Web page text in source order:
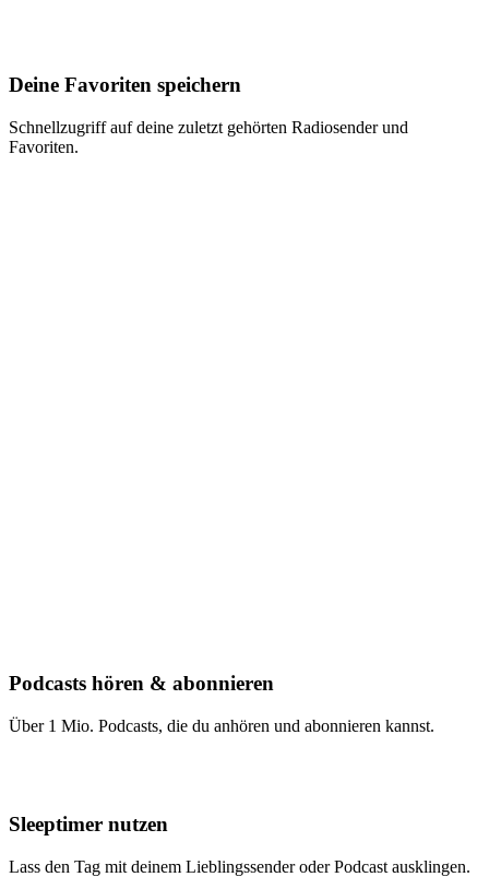
Deine Favoriten speichern
Schnellzugriff auf deine zuletzt gehörten Radiosender und
Favoriten.
Podcasts hören & abonnieren
Über 1 Mio. Podcasts, die du anhören und abonnieren kannst.
Sleeptimer nutzen
Lass den Tag mit deinem Lieblingssender oder Podcast ausklingen.